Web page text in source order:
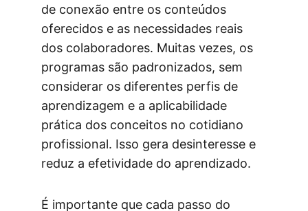
de conexão entre os conteúdos
oferecidos e as necessidades reais
dos colaboradores. Muitas vezes, os
programas são padronizados, sem
considerar os diferentes perfis de
aprendizagem e a aplicabilidade
prática dos conceitos no cotidiano
profissional. Isso gera desinteresse e
reduz a efetividade do aprendizado.
É importante que cada passo do